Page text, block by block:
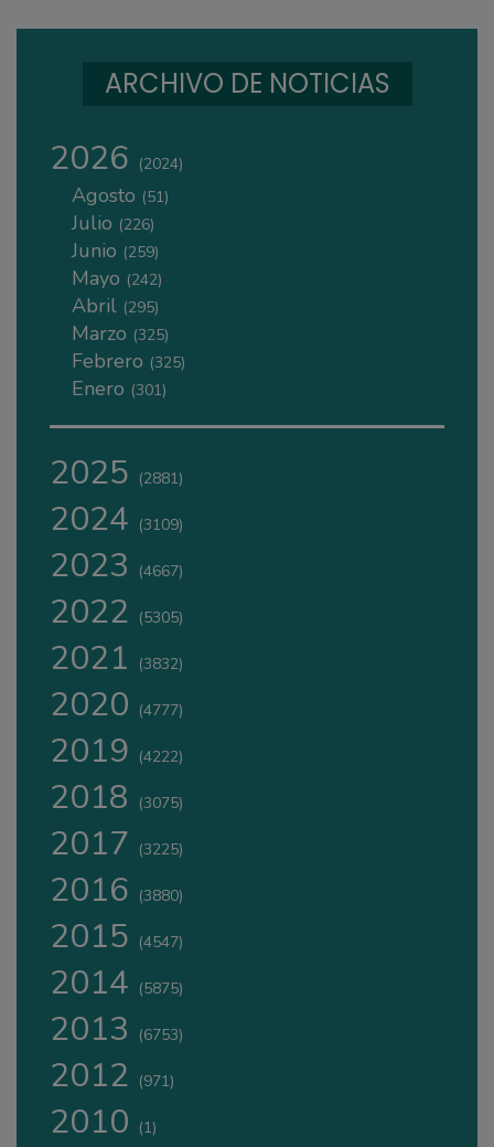
ARCHIVO DE NOTICIAS
2026 (2024)
Agosto (51)
Julio (226)
Junio (259)
Mayo (242)
Abril (295)
Marzo (325)
Febrero (325)
Enero (301)
2025 (2881)
2024 (3109)
2023 (4667)
2022 (5305)
2021 (3832)
2020 (4777)
2019 (4222)
2018 (3075)
2017 (3225)
2016 (3880)
2015 (4547)
2014 (5875)
2013 (6753)
2012 (971)
2010 (1)